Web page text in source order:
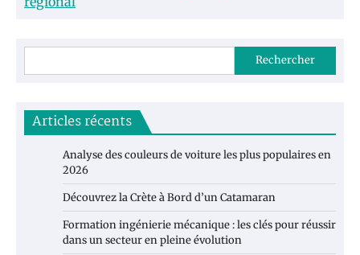
Rechercher
Articles récents
Analyse des couleurs de voiture les plus populaires en
2026
Découvrez la Crète à Bord d’un Catamaran
Formation ingénierie mécanique : les clés pour réussir
dans un secteur en pleine évolution